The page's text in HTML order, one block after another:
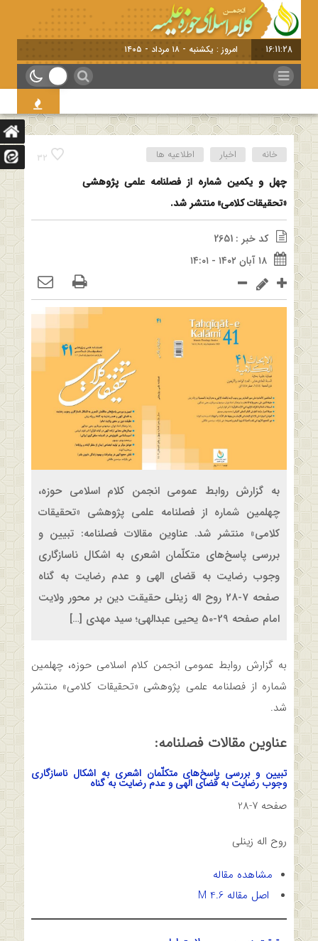
16:11:29 امروز : یکشنبه - ۱۸ مرداد - ۱۴۰۵
32 خانه اخبار اطلاعیه ها
چهل و یکمین شماره از فصلنامه علمی پژوهشی
«تحقیقات کلامی» منتشر شد.
کد خبر : 2651
۱۸ آبان ۱۴۰۲ - ۱۴:۰۱
به گزارش روابط عمومی انجمن کلام اسلامی حوزه،
چهلمین شماره از فصلنامه علمی پژوهشی «تحقیقات
کلامی» منتشر شد. عناوین مقالات فصلنامه: تبیین و
بررسی پاسخ‌‌های متکلّمان اشعری به اشکال ناسازگاری
وجوب رضایت به قضای الهی و عدم رضایت به گناه
صفحه 7-28 روح اله زینلی حقیقت دین بر محور ولایت
امام صفحه 29-50 یحیی عبدالهی؛ سید مهدی […]
به گزارش روابط عمومی انجمن کلام اسلامی حوزه، چهلمین
شماره از فصلنامه علمی پژوهشی «تحقیقات کلامی» منتشر
شد.
عناوین مقالات فصلنامه:
تبیین و بررسی پاسخ‌‌های متکلّمان اشعری به اشکال ناسازگاری
وجوب رضایت به قضای الهی و عدم رضایت به گناه
صفحه 7-28
روح اله زینلی
مشاهده مقاله
اصل مقاله 4.6 M